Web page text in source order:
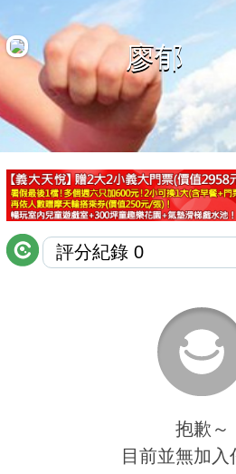
最新留言
商家合作
推薦景點
討論區
聯絡我們
廖郁
抱歉～
目前並無加入